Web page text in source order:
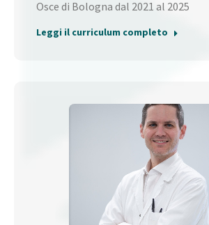
Osce di Bologna dal 2021 al 2025
Leggi il curriculum completo